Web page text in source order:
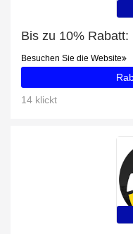
Besuchen Sie die Website
14 klickt